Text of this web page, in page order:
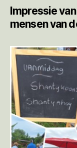
Impressie
mensen van